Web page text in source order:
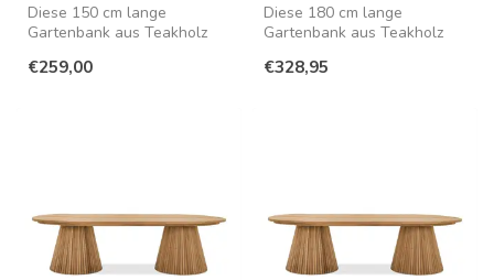
Diese 150 cm lange
Gartenbank aus Teakholz
hohem Si...
€259,00
Diese 180 cm lange
Gartenbank aus Teakholz
hohem Si...
€328,95